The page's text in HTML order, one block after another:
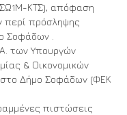
ΚΤΣ), απόφαση
περί πρόσληψης
Σοφάδων .
των Υπουργών
& Οικονομικών
Δήμο Σοφάδων (ΦΕΚ
πιστώσεις